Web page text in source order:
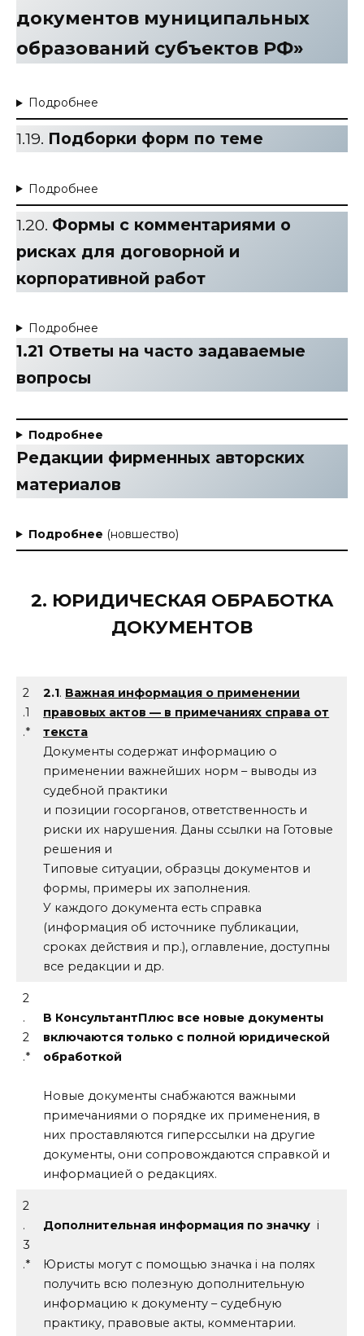
документов муниципальных
образований субъектов РФ»
Подробнее
1.19. Подборки форм по теме
Подробнее
1.20. Формы с комментариями о
рисках для договорной и
корпоративной работ
Подробнее
1.21 Ответы на часто задаваемые
вопросы
Подробнее
Редакции фирменных авторских
материалов
Подробнее (новшество)
2. ЮРИДИЧЕСКАЯ ОБРАБОТКА
ДОКУМЕНТОВ
2
.1
.*
2.1. Важная информация о применении
правовых актов — в примечаниях справа от
текста
Документы содержат информацию о
применении важнейших норм – выводы из
судебной практики
и позиции госорганов, ответственность и
риски их нарушения. Даны ссылки на Готовые
решения и
Типовые ситуации, образцы документов и
формы, примеры их заполнения.
У каждого документа есть справка
(информация об источнике публикации,
сроках действия и пр.), оглавление, доступны
все редакции и др.
2
.
2
.*
В КонсультантПлюс все новые документы
включаются только с полной юридической
обработкой
Новые документы снабжаются важными
примечаниями о порядке их применения, в
них проставляются гиперссылки на другие
документы, они сопровождаются справкой и
информацией о редакциях.
2
.
3
.*
Дополнительная информация по значку i
Юристы могут с помощью значка i на полях
получить всю полезную дополнительную
информацию к документу – судебную
практику, правовые акты, комментарии.